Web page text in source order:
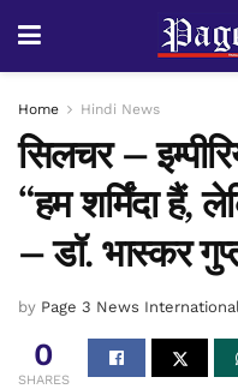
Home Hindi News
सिलचर –
“हम शर्मिंदा हैं,
– डॉ. भास्कर
by Page 3 News
0
SHARES